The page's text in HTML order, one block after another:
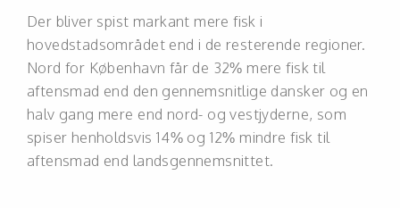
Der bliver spist markant mere fisk i
hovedstadsområdet end i de resterende regioner.
Nord for København får de 32% mere fisk til
aftensmad end den gennemsnitlige dansker og en
halv gang mere end nord- og vestjyderne, som
spiser henholdsvis 14% og 12% mindre fisk til
aftensmad end landsgennemsnittet.